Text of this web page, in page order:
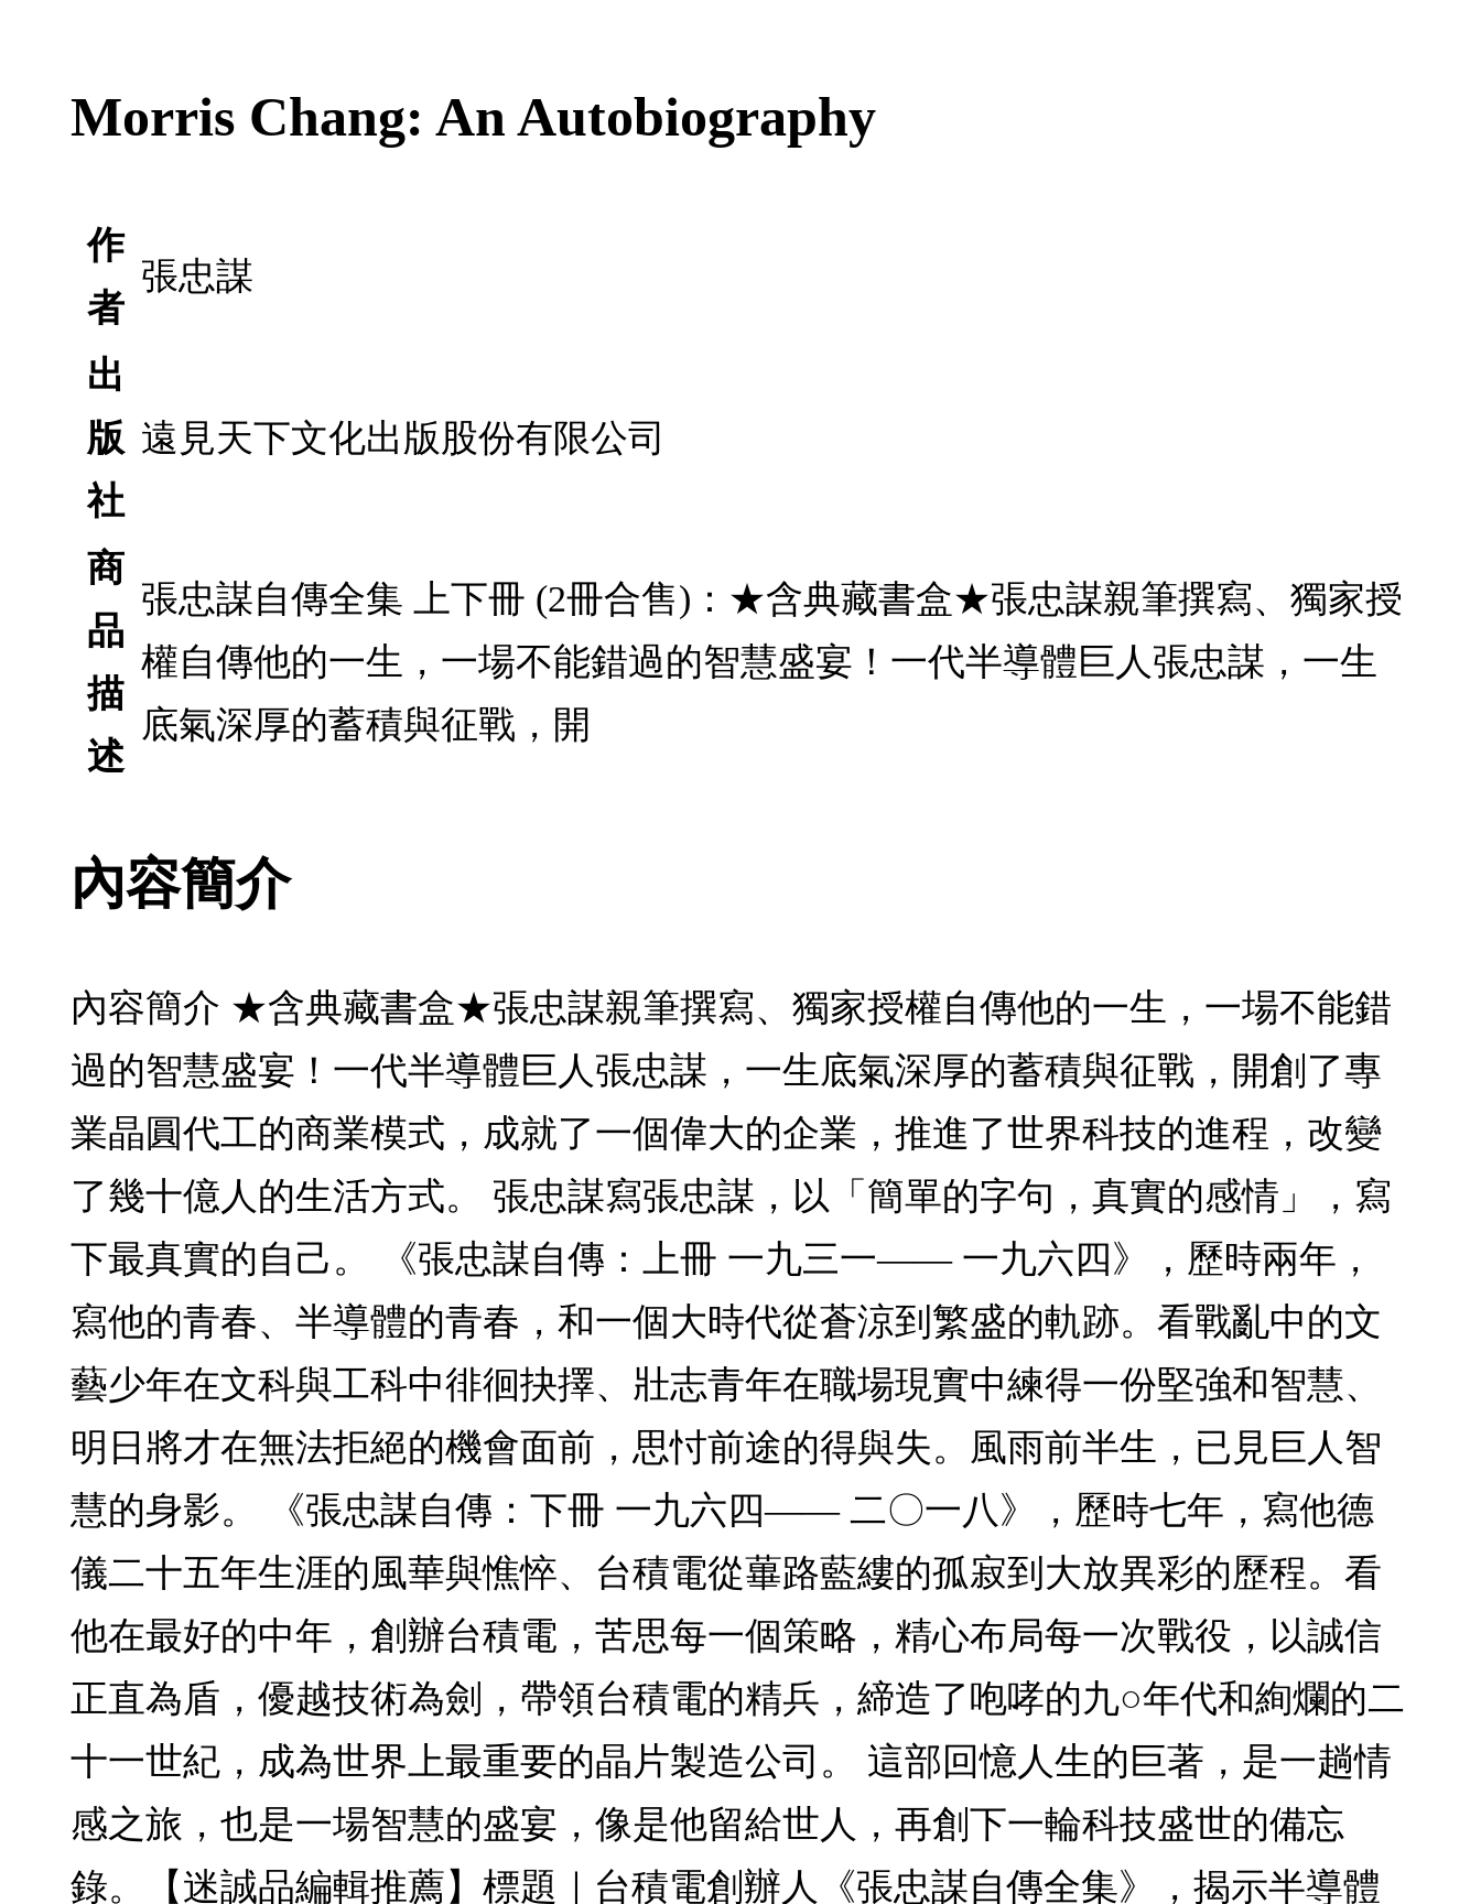
Morris Chang: An Autobiography
作
者
張忠謀
出
版
社
遠見天下文化出版股份有限公司
商
品
描
述
張忠謀自傳全集 上下冊 (2冊合售)：★含典藏書盒★張忠謀親筆撰寫、獨家授
權自傳他的一生，一場不能錯過的智慧盛宴！一代半導體巨人張忠謀，一生
底氣深厚的蓄積與征戰，開
內容簡介
內容簡介 ★含典藏書盒★張忠謀親筆撰寫、獨家授權自傳他的一生，一場不能錯
過的智慧盛宴！一代半導體巨人張忠謀，一生底氣深厚的蓄積與征戰，開創了專
業晶圓代工的商業模式，成就了一個偉大的企業，推進了世界科技的進程，改變
了幾十億人的生活方式。 張忠謀寫張忠謀，以「簡單的字句，真實的感情」，寫
下最真實的自己。 《張忠謀自傳：上冊 一九三一—— 一九六四》，歷時兩年，
寫他的青春、半導體的青春，和一個大時代從蒼涼到繁盛的軌跡。看戰亂中的文
藝少年在文科與工科中徘徊抉擇、壯志青年在職場現實中練得一份堅強和智慧、
明日將才在無法拒絕的機會面前，思忖前途的得與失。風雨前半生，已見巨人智
慧的身影。 《張忠謀自傳：下冊 一九六四—— 二〇一八》，歷時七年，寫他德
儀二十五年生涯的風華與憔悴、台積電從蓽路藍縷的孤寂到大放異彩的歷程。看
他在最好的中年，創辦台積電，苦思每一個策略，精心布局每一次戰役，以誠信
正直為盾，優越技術為劍，帶領台積電的精兵，締造了咆哮的九○年代和絢爛的二
十一世紀，成為世界上最重要的晶片製造公司。 這部回憶人生的巨著，是一趟情
感之旅，也是一場智慧的盛宴，像是他留給世人，再創下一輪科技盛世的備忘
錄。【迷誠品編輯推薦】標題｜台積電創辦人《張忠謀自傳全集》，揭示半導體